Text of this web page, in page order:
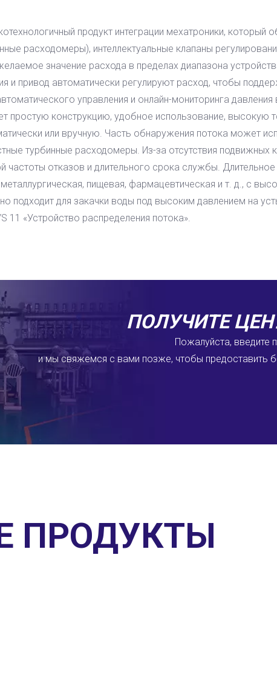
продукт интеграции мехатроники,
расходомеры), интеллектуальные клапаны
значение расхода в пределах диапазона
и привод автоматически регулируют расход, чтобы
управления и онлайн-мониторинга
простую конструкцию, удобное использование, высокую
или вручную. Часть обнаружения потока может
турбинные расходомеры. Из-за отсутствия подвижных
частоты отказов и длительного срока службы.
пищевая, фармацевтическая и т. д., с
подходит для закачки воды под высоким давлением на
11 «Устройство распределения потока».
ПОЛУЧИТЕ
Пожалуйста,
и мы свяжемся с вами позже, чтобы предоставить
ПРОДУКТЫ